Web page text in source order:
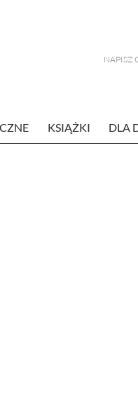
KSIĄŻKI DLA